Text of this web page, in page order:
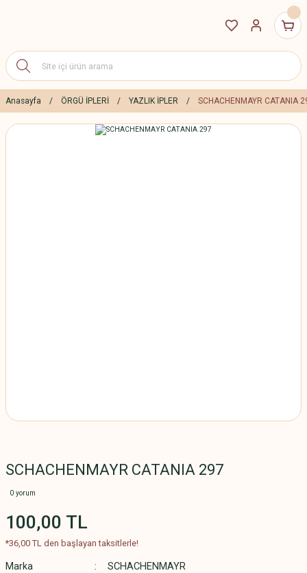
Anasayfa ÖRGÜ İPLERİ YAZLIK İPLER SCHACHENMAYR CATANIA
SCHACHENMAYR CATANIA 297
0 yorum
100,00 TL
*36,00 TL den başlayan taksitlerle!
Marka SCHACHENMAYR